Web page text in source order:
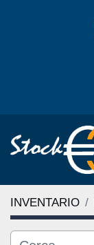
INVENTARIO